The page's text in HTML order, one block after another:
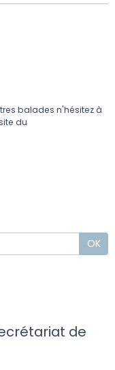
balades n'hésitez à
du
OK
de